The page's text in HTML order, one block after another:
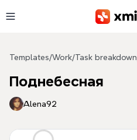
Templates/Work/Task breakdown
Поднебесная
Alena92